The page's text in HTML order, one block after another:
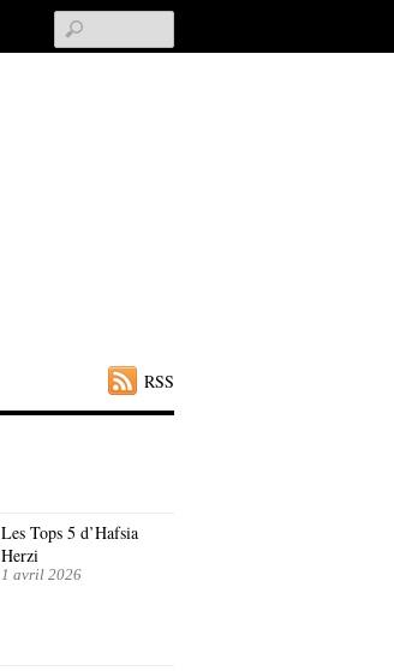
RSS
Les Tops 5 d’Hafsia
Herzi
1 avril 2026